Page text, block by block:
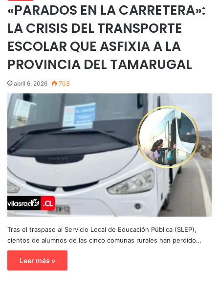
«PARADOS EN LA CARRETERA»:
LA CRISIS DEL TRANSPORTE
ESCOLAR QUE ASFIXIA A LA
PROVINCIA DEL TAMARUGAL
abril 6, 2026 703
Tras el traspaso al Servicio Local de Educación Pública (SLEP),
cientos de alumnos de las cinco comunas rurales han perdido…
Leer más »